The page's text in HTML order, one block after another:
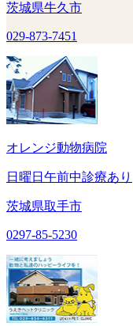
茨城県牛久市
029-873-7451
オレンジ動物病院
日曜日午前中診療あり
茨城県取手市
0297-85-5230